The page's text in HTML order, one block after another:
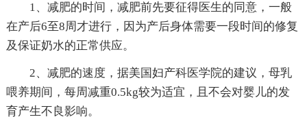
1、减肥的时间，减肥前先要征得医生的同意，一般
在产后6至8周才进行，因为产后身体需要一段时间的修复
及保证奶水的正常供应。
2、减肥的速度，据美国妇产科医学院的建议，母乳
喂养期间，每周减重0.5kg较为适宜，且不会对婴儿的发
育产生不良影响。